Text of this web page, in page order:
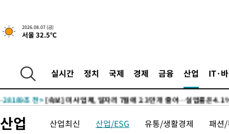
2026.08.07 (금)
서울 32.5℃
실시간 정치 국제 경제 금융 산업 IT·
태 후임
-31602초 전 >
이강인, 폭염 속 AT마드리드 첫 훈련…80명 식사 대접까지(종
-28741초 전 >
하향수정 (2보)
-28189초 전 >[속보] 미 사업체, 일자리 7월에 2.3만 개 줄어…실업률은
실천"
-23137초 전 >
이란, "오만과 '중앙 단일 루트' 합의…북쪽 인바운드·남쪽 아
산업 산업최신 산업/ESG 유통/생활경제 패션